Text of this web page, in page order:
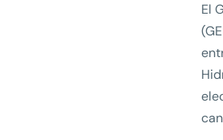
El